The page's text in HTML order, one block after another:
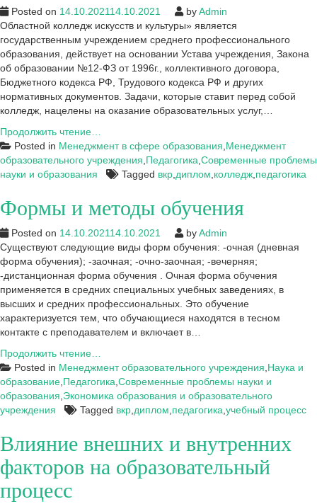
Posted on 14.10.202114.10.2021 byAdmin
Областной колледж искусств и культуры» является
государственным учреждением среднего профессионального
образования, действует на основании Устава учреждения, Закона
об образовании №12-ФЗ от 1996г., коллективного договора,
Бюджетного кодекса РФ, Трудового кодекса РФ и других
нормативных документов. Задачи, которые ставит перед собой
колледж, нацелены на оказание образовательных услуг,…
Продолжить чтение…
экономическая
характеристика
Брянского
искусств
и
культуры
Posted in Менеджмент в сфере образования Менеджмент
образовательного учреждения Педагогика Современные проблемы
науки и образования
Tagged вкр диплом колледж педагогика
Формы и методы обучения
Posted on 14.10.202114.10.2021 byAdmin
Существуют следующие виды форм обучения: -очная (дневная
форма обучения); -заочная; -очно-заочная; -вечерняя;
-дистанционная форма обучения . Очная форма обучения
применяется в средних специальных учебных заведениях, в
высших и средних профессиональных. Это обучение
характеризуется тем, что обучающиеся находятся в тесном
контакте с преподавателем и включает в…
Продолжить чтение…
и
методы
обучения
Posted in Менеджмент образовательного учреждения Наука и
образование Педагогика Современные проблемы науки и
образования Экономика образования и образовательного
учреждения
Tagged вкр диплом педагогика учебный процесс
Влияние внешних и внутренних
факторов на образовательный
процесс